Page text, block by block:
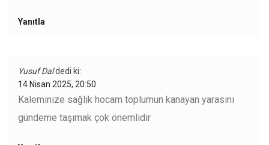
Yanıtla
Yusuf Daldedi ki:
14 Nisan 2025, 20:50
Kaleminize sağlık hocam toplumun kanayan yarasını
gündeme taşımak çok önemlidir